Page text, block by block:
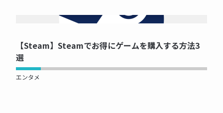
NOW PRINTING...
【Steam】Steamでお得にゲームを購入する方法3
選
エンタメ